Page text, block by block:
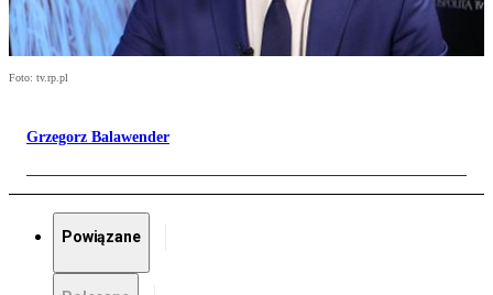
Foto: tv.rp.pl
Grzegorz Balawender
Powiązane